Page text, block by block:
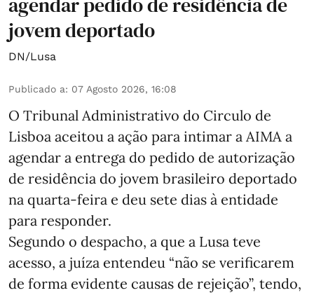
jovem deportado
DN/Lusa
Publicado a: 07 Agosto 2026, 16:08
O Tribunal Administrativo do Circulo de
Lisboa aceitou a ação para intimar a AIMA a
agendar a entrega do pedido de autorização
de residência do jovem brasileiro deportado
na quarta-feira e deu sete dias à entidade
para responder.
Segundo o despacho, a que a Lusa teve
acesso, a juíza entendeu “não se verificarem
de forma evidente causas de rejeição”, tendo,